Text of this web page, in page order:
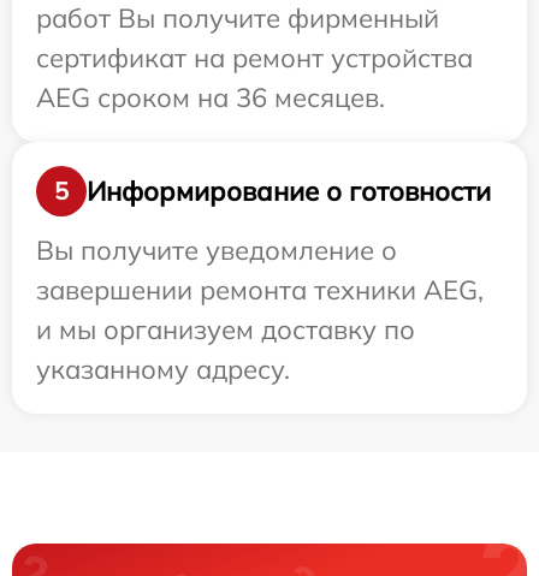
работ Вы получите фирменный
сертификат на ремонт устройства
AEG сроком на 36 месяцев.
5
Информирование о готовности
Вы получите уведомление о
завершении ремонта техники AEG,
и мы организуем доставку по
указанному адресу.